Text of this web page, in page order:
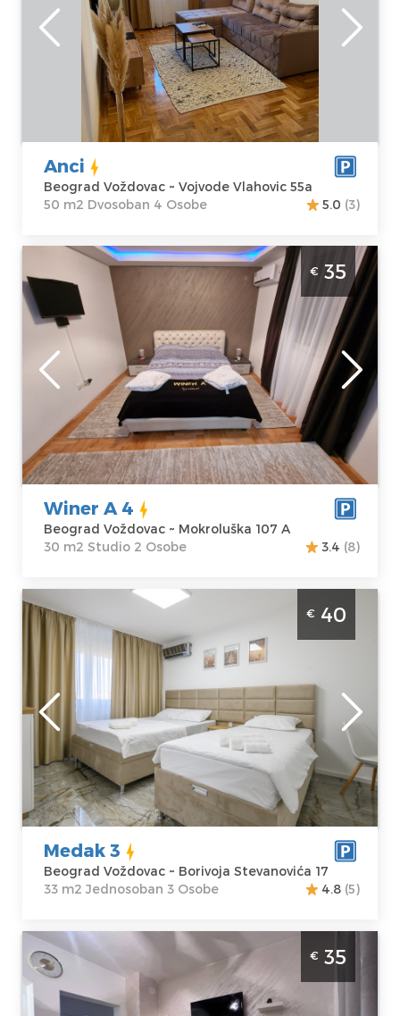
Lokacija:
Beograd
Voždovac
Vojvode
Vlahovic 55a
50 €
Gosti:4
Kvadratura :
m2
Struktura :
Dvosoban
Anci
Beograd Voždovac ~ Vojvode Vlahovic 55a
50 m2 Dvosoban 4 Osobe
5.0 (3)
Studio Apartman Winer A 4 Beograd
Voždovac u mirnom delu grada, okružen
prirodom i zelenilom. Nalazi se na samo
nekoliko kilometara od centra,
Beograd
Lokacija:
Beograd
Voždovac
Adresa:
Mokroluška 107
Cena35 €
Gosti:2
Kvadratura :30
m2
Struktura :
Studio
€ 35
Winer A 4
Beograd Voždovac ~ Mokroluška 107 A
30 m2 Studio 2 Osobe
3.4 (8)
Jednosoban Apartman Medak 3 Beograd
Voždovac Moderno opremljen apartman
povrsine 33m2, idealan za boravak do 3
Beograd
Lokacija:
Beograd
Voždovac
Adresa:Borivoja
Stevanovića 17
Cena
40 €
Gosti:3
Kvadratura :
33
m2
Struktura :
Jednosoban
€ 40
Medak 3
Beograd Voždovac ~ Borivoja Stevanovića 17
33 m2 Jednosoban 3 Osobe
4.8 (5)
Dvosoban Apartman Maksim Rouz Beograd
Vozdovac. Nalazi se u naselju Medakovic 3.
Beograd
€ 35